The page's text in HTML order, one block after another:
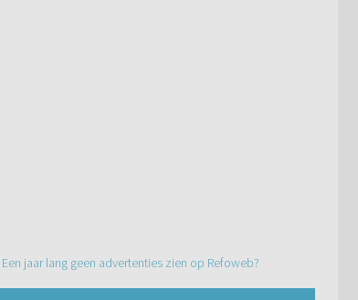
Een jaar lang geen advertenties zien op Refoweb?